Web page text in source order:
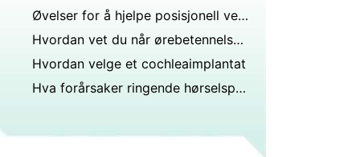
Øvelser for å hjelpe posisjonell vertigo
Hvordan vet du når ørebetennelsen din helbreder?
Hvordan velge et cochleaimplantat
Hva forårsaker ringende hørselsproblemer etter høye lyder?